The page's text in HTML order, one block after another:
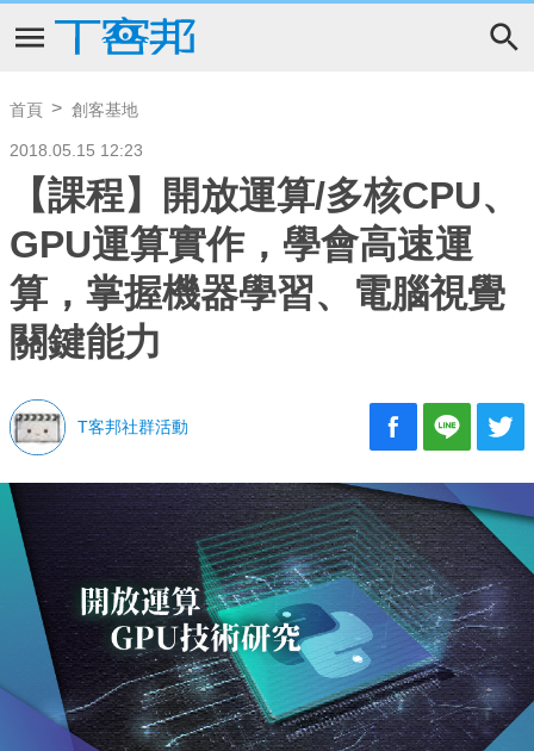
首頁 創客基地
2018.05.15 12:23
【課程】開放運算/多核CPU、
GPU運算實作，學會高速運
算，掌握機器學習、電腦視覺
關鍵能力
T客邦社群活動